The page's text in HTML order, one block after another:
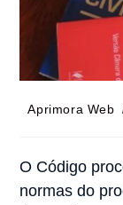
Aprimora Web
O Código
normas do